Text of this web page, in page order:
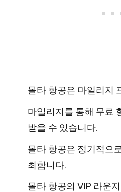
몰타 항공은 마일리지
마일리지를 통해 무료
받을 수 있습니다.
몰타 항공은 정기적으
최합니다.
몰타 항공의 VIP 라운